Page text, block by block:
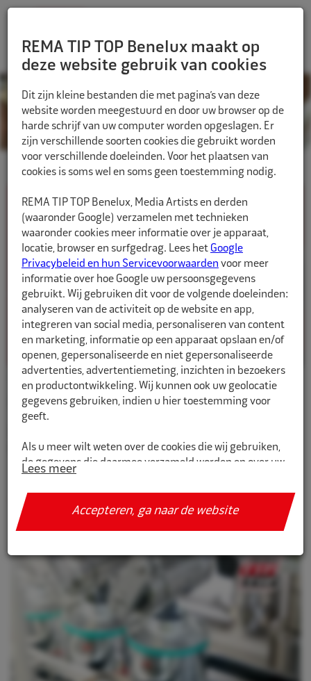
NIEUWS - REMA TIP TOP NEDERLAND B.V.
Fijne feestdagen en een
gelukkig nieuwjaar namens
REMA TIP TOP Benelux
REMA TIP TOP Benelux maakt op
deze website gebruik van cookies
Dit zijn kleine bestanden die met pagina’s van deze
website worden meegestuurd en door uw browser op de
harde schrijf van uw computer worden opgeslagen. Er
zijn verschillende soorten cookies die gebruikt worden
voor verschillende doeleinden. Voor het plaatsen van
cookies is soms wel en soms geen toestemming nodig.
REMA TIP TOP Benelux, Media Artists en derden
(waaronder Google) verzamelen met technieken
waaronder cookies meer informatie over je apparaat,
locatie, browser en surfgedrag. Lees het Google
Privacybeleid en hun Servicevoorwaarden voor meer
informatie over hoe Google uw persoonsgegevens
gebruikt. Wij gebruiken dit voor de volgende doeleinden:
analyseren van de activiteit op de website en app,
integreren van social media, personaliseren van content
en marketing, informatie op een apparaat opslaan en/of
openen, gepersonaliseerde en niet gepersonaliseerde
advertenties, advertentiemeting, inzichten in bezoekers
en productontwikkeling. Wij kunnen ook uw geolocatie
gegevens gebruiken, indien u hier toestemming voor
geeft.
Als u meer wilt weten over de cookies die wij gebruiken,
de gegevens die daarmee verzameld worden en over uw
Geef toestemming of stel uw eigen keuze in. U kunt uw
Lees meer
Accepteren, ga naar de website